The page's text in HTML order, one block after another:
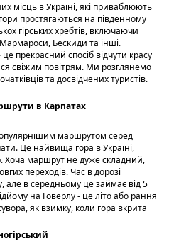
місць в Україні, які приваблюють
простягаються на південному
гірських хребтів, включаючи
Бескиди та інші.
прекрасний спосіб відчути красу
свіжим повітрям. Ми розглянемо
та досвідчених туристів.
в Карпатах
маршрутом серед
Це найвища гора в Україні,
Хоча маршрут не дуже складний,
переходів. Час в дорозі
але в середньому це займає від 5
на Говерлу - це літо або рання
як взимку, коли гора вкрита